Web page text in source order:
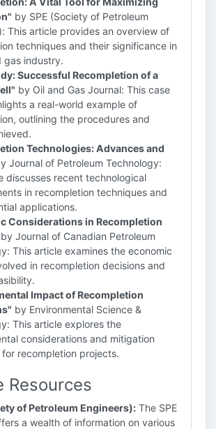
by SPE (Society of Petroleum
This article provides an overview of
techniques and their significance in
gas industry.
Successful Recompletion of a
by Oil and Gas Journal: This case
a real-world example of
outlining the procedures and
Technologies: Advances and
Journal of Petroleum Technology:
discusses recent technological
in recompletion techniques and
applications.
Considerations in Recompletion
by Journal of Canadian Petroleum
This article examines the economic
in recompletion decisions and
Impact of Recompletion
by Environmental Science &
This article explores the
considerations and mitigation
recompletion projects.
Resources
of Petroleum Engineers): The SPE
a wealth of information on various